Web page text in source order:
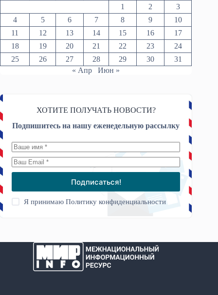
1
2
3
4
5 6 7 8 9
10
11
12 13 14 15 16
17
18
19 20 21 22 23
24
25
26 27 28 29 30
31
« Апр
Июн »
ХОТИТЕ ПОЛУЧАТЬ НОВОСТИ?
Подпишитесь на нашу еженедельную рассылку
Подписаться!
Я принимаюПолитику конфиденциальности